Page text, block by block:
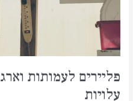
פליירים לעמותות
עלויות